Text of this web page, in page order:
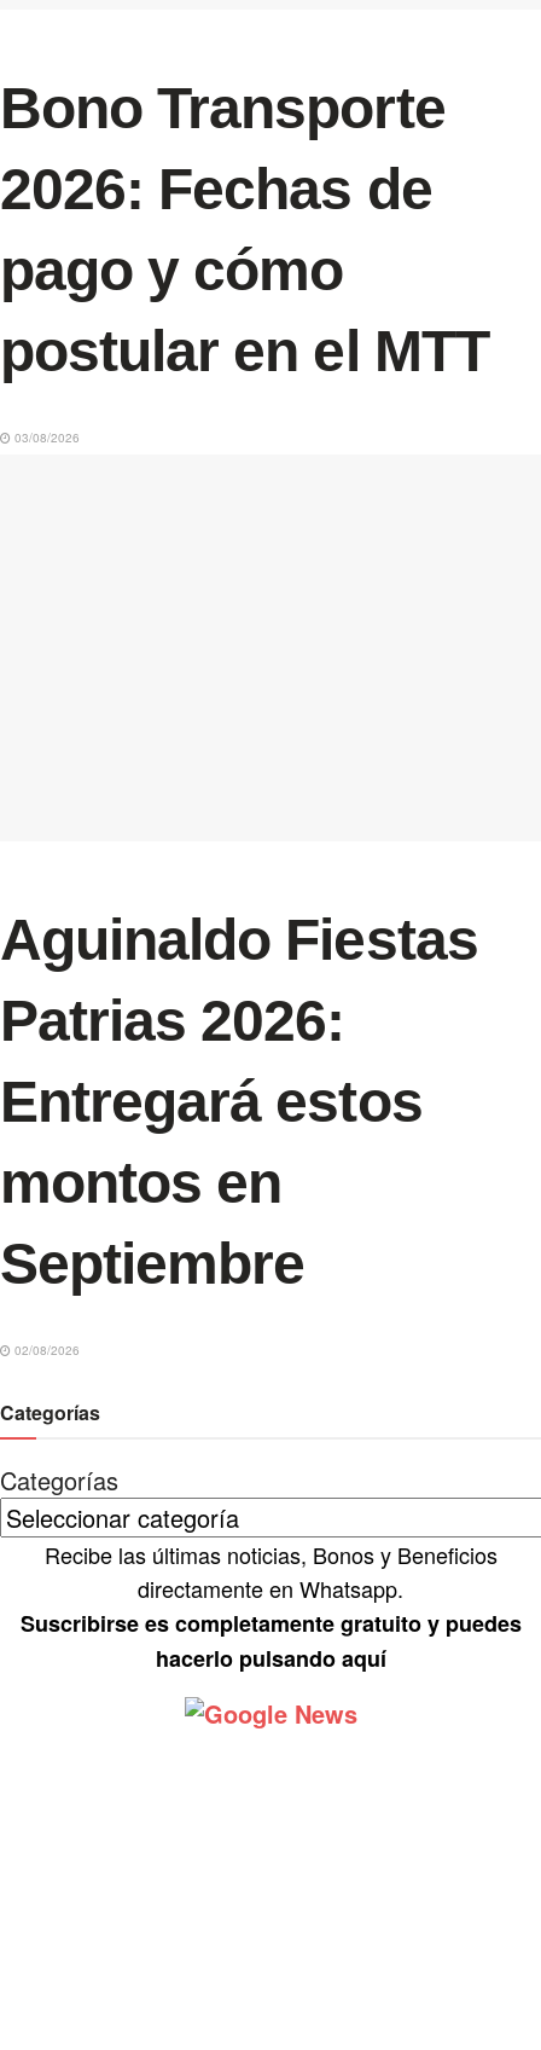
Bono Transporte
2026: Fechas de
pago y cómo
postular en el MTT
03/08/2026
Aguinaldo Fiestas
Patrias 2026:
Entregará estos
montos en
Septiembre
02/08/2026
Categorías
Categorías
Recibe las últimas noticias, Bonos y Beneficios
directamente en Whatsapp.
Suscribirse es completamente gratuito y puedes
hacerlo pulsando aquí